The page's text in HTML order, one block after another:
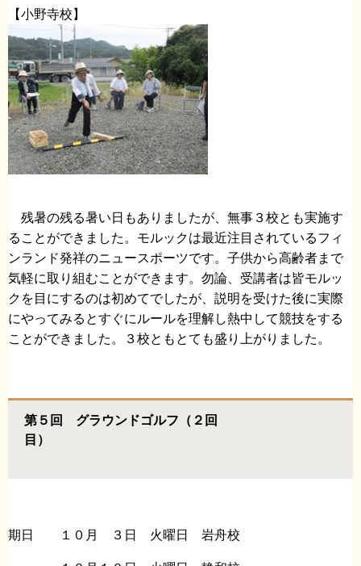
【小野寺校】
残暑の残る暑い日もありましたが、無事３校とも実施す
ることができました。モルックは最近注目されているフィ
ンランド発祥のニュースポーツです。子供から高齢者まで
気軽に取り組むことができます。勿論、受講者は皆モルッ
クを目にするのは初めてでしたが、説明を受けた後に実際
にやってみるとすぐにルールを理解し熱中して競技をする
ことができました。３校ともとても盛り上がりました。
第５回 グラウンドゴルフ（２回
目）
期日 １０月 ３日 火曜日 岩舟校